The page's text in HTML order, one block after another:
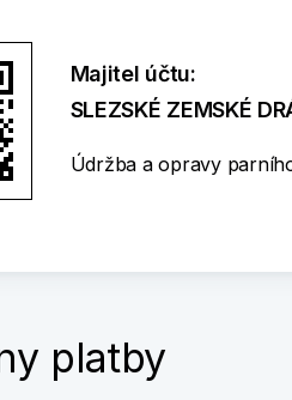
Majitel účtu:
SLEZSKÉ ZEMSKÉ
Údržba a opravy
platby